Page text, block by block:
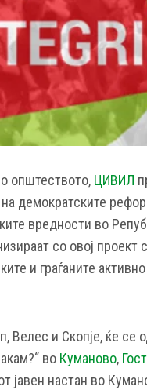
општеството, ЦИВИЛ
демократските
вредности во
со овој проект
и граѓаните
Велес и Скопје, ќе се
во Куманово,
јавен настан во